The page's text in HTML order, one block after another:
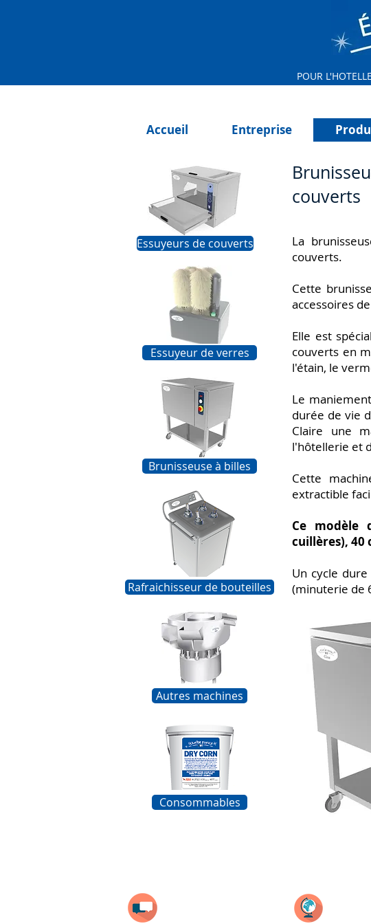
POUR
Accueil Entreprise
couverts
Essuyeurs de couverts
Essuyeur de verres
Brunisseuse à billes
Rafraichisseur de bouteilles
Autres machines
Consommables
La
couverts.
Cette
accessoires
Elle est
couverts en
l'étain, le
Le
durée de vie
Claire une
l'hôtellerie et
Cette
extractible
Ce modèle
cuillères), 40
Un cycle
(minuterie de